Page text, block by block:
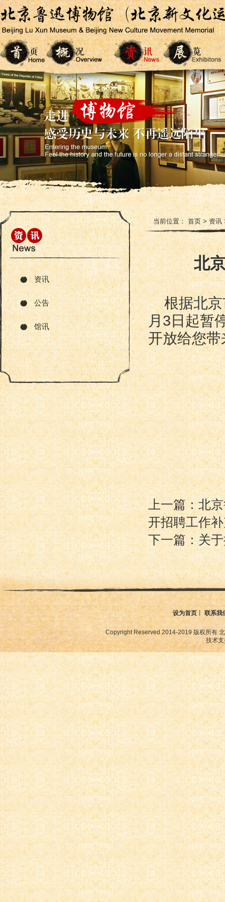
资讯
公告
馆讯
当前位置：首页>资讯
北
根据北
月3日起暂
开放给您
上一篇：北
开招聘工作
下一篇：关
设为首页丨联系我
Copyright Reserved 2014-2019 版权所有
技术